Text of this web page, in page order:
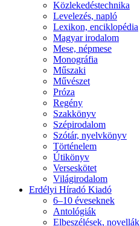
Közlekedéstechnika
Levelezés, napló
Lexikon, enciklopédia
Magyar irodalom
Mese, népmese
Monográfia
Műszaki
Művészet
Próza
Regény
Szakkönyv
Szépirodalom
Szótár, nyelvkönyv
Történelem
Útikönyv
Verseskötet
Világirodalom
Erdélyi Híradó Kiadó
6–10 éveseknek
Antológiák
Elbeszélések, novellák